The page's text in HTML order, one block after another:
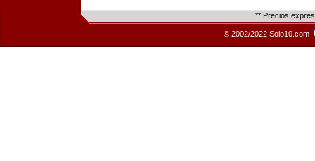
** Precios
© 2002/2022 Solo10.com